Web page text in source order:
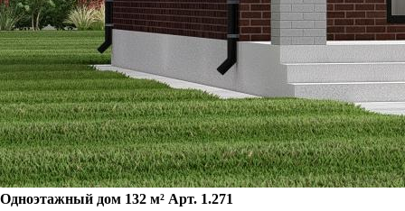
Одноэтажный дом 132 м² Арт. 1.271